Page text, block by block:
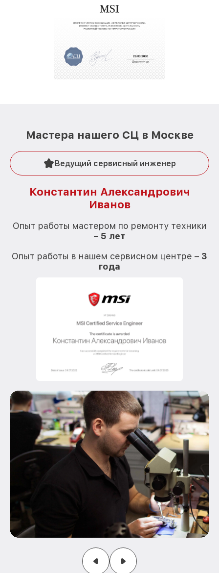
Мастера нашего СЦ в Москве
Ведущий сервисный инженер
Константин Александрович
Иванов
Опыт работы мастером по ремонту техники
– 5 лет
Опыт работы в нашем сервисном центре – 3
года